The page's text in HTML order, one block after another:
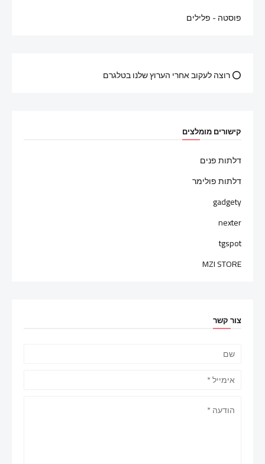
פוסטה - פלילים
⭕ רוצה לעקוב אחרי הערוץ שלנו בטלגרם
קישורים מומלצים
דלתות פנים
דלתות פולימר
gadgety
nexter
tgspot
MZI STORE
צור קשר